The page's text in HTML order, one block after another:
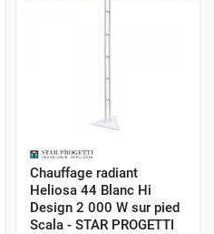
Chauffage radiant
Heliosa 44 Blanc Hi
Design 2 000 W sur pied
Scala - STAR PROGETTI